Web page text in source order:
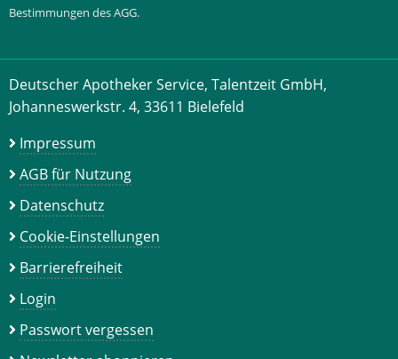
Bestimmungen des AGG.
Deutscher Apotheker Service, Talentzeit GmbH,
Johanneswerkstr. 4, 33611 Bielefeld
Impressum
AGB für Nutzung
Datenschutz
Cookie-Einstellungen
Barrierefreiheit
Login
Passwort vergessen